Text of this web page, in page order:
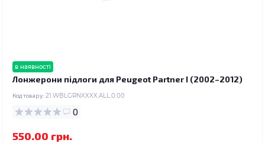
в наявності
Лонжерони підлоги для Peugeot Partner I (2002–2012)
Код товару: 21.WBLGRNXXXX.ALL.0.00
0
550.00 грн.